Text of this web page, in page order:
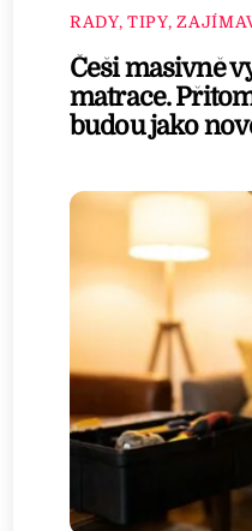
RADY, TIPY,
Češi masivně
matrace.
budou jako